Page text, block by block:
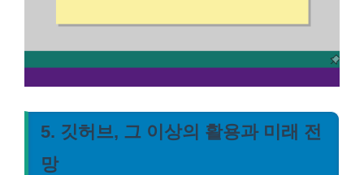
5. 깃허브, 그 이상의 활용과 미래 전
망